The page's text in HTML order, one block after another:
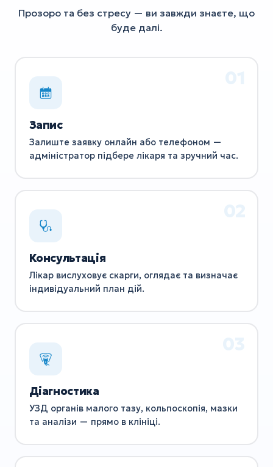
Прозоро та без стресу — ви завжди знаєте, що
буде далі.
Запис
Залиште заявку онлайн або телефоном —
адміністратор підбере лікаря та зручний час.
Консультація
Лікар вислуховує скарги, оглядає та визначає
індивідуальний план дій.
Діагностика
УЗД органів малого тазу, кольпоскопія, мазки
та аналізи — прямо в клініці.